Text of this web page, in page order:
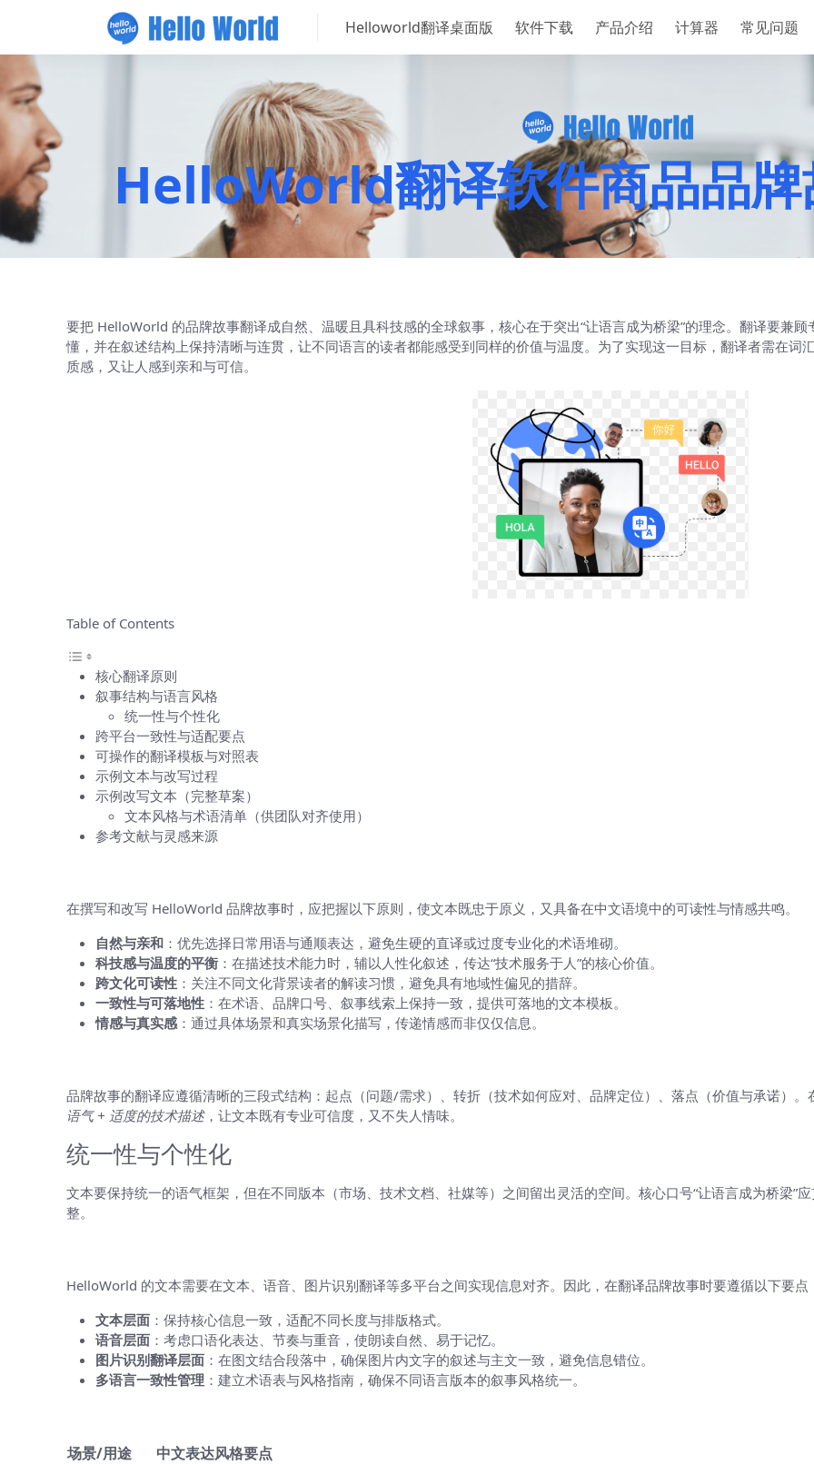
Helloworld翻译桌面版 软件下载 产品介绍 计算器 常见问题
HelloWorld翻译软件商品品牌
要把 HelloWorld 的品牌故事翻译成自然、温暖且具科技感的全球叙事，核心在于突出“让语言成为桥梁”的理念。翻译要兼
懂，并在叙述结构上保持清晰与连贯，让不同语言的读者都能感受到同样的价值与温度。为了实现这一目标，翻译者需在词
质感，又让人感到亲和与可信。
Table of Contents
核心翻译原则
叙事结构与语言风格
统一性与个性化
跨平台一致性与适配要点
可操作的翻译模板与对照表
示例文本与改写过程
示例改写文本（完整草案）
文本风格与术语清单（供团队对齐使用）
参考文献与灵感来源
在撰写和改写 HelloWorld 品牌故事时，应把握以下原则，使文本既忠于原义，又具备在中文语境中的可读性与情感共鸣。
自然与亲和：优先选择日常用语与通顺表达，避免生硬的直译或过度专业化的术语堆砌。
科技感与温度的平衡：在描述技术能力时，辅以人性化叙述，传达“技术服务于人”的核心价值。
跨文化可读性：关注不同文化背景读者的解读习惯，避免具有地域性偏见的措辞。
一致性与可落地性：在术语、品牌口号、叙事线索上保持一致，提供可落地的文本模板。
情感与真实感：通过具体场景和真实场景化描写，传递情感而非仅仅信息。
品牌故事的翻译应遵循清晰的三段式结构：起点（问题/需求）、转折（技术如何应对、品牌定位）、落点（价值与承诺）
语气 + 适度的技术描述，让文本既有专业可信度，又不失人情味。
统一性与个性化
文本要保持统一的语气框架，但在不同版本（市场、技术文档、社媒等）之间留出灵活的空间。核心口号“让语言成为桥梁”
整。
HelloWorld 的文本需要在文本、语音、图片识别翻译等多平台之间实现信息对齐。因此，在翻译品牌故事时要遵循以下要点
文本层面：保持核心信息一致，适配不同长度与排版格式。
语音层面：考虑口语化表达、节奏与重音，使朗读自然、易于记忆。
图片识别翻译层面：在图文结合段落中，确保图片内文字的叙述与主文一致，避免信息错位。
多语言一致性管理 ：建立术语表与风格指南，确保不同语言版本的叙事风格统一。
场景/用途
中文表达风格要点